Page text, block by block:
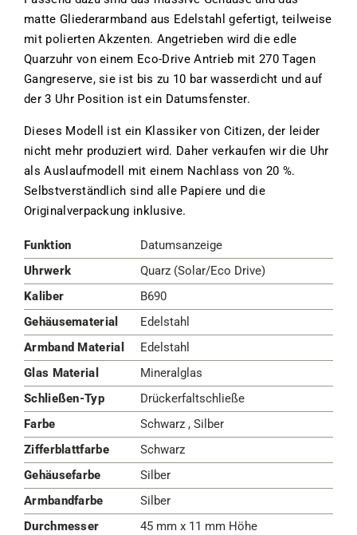
matte Gliederarmband aus Edelstahl gefertigt, teilweise
mit polierten Akzenten. Angetrieben wird die edle
Quarzuhr von einem Eco-Drive Antrieb mit 270 Tagen
Gangreserve, sie ist bis zu 10 bar wasserdicht und auf
der 3 Uhr Position ist ein Datumsfenster.
Dieses Modell ist ein Klassiker von Citizen, der leider
nicht mehr produziert wird. Daher verkaufen wir die Uhr
als Auslaufmodell mit einem Nachlass von 20 %.
Selbstverständlich sind alle Papiere und die
Originalverpackung inklusive.
Funktion
Datumsanzeige
Uhrwerk
Quarz (Solar/Eco Drive)
Kaliber
B690
Gehäusematerial
Edelstahl
Armband Material
Edelstahl
Glas Material
Mineralglas
Schließen-Typ
Drückerfaltschließe
Farbe
Schwarz , Silber
Zifferblattfarbe
Schwarz
Gehäusefarbe
Silber
Armbandfarbe
Silber
Durchmesser
45 mm x 11 mm Höhe